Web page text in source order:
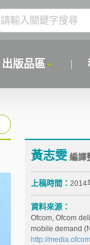
出版品區
黃志雯編譯
上稿時間： 2014
資料來源：
Ofcom, Ofcom
mobile demand
http://